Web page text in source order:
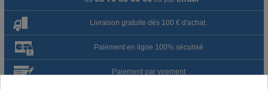
Livraison gratuite dès 100 € d'achat.
Paiement en ligne 100% sécurisé
Paiement par virement